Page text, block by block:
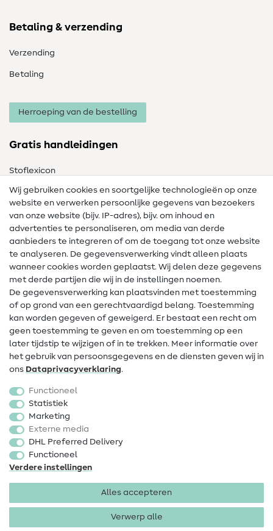
Betaling & verzending
Verzending
Betaling
Herroeping van de bestelling
Gratis handleidingen
Stoflexicon
Naailexicon
Gratis Naaipatronen
Hulp & contact
Contact
Wijziging van eigenaar
FAQ
Herroepingsrecht
Populair
Fournituren
Sale
Wij gebruiken cookies en soortgelijke technologieën op onze
website en verwerken persoonlijke gegevens van bezoekers
van onze website (bijv. IP-adres), bijv. om inhoud en
advertenties te personaliseren, om media van derde
aanbieders te integreren of om de toegang tot onze website
te analyseren. De gegevensverwerking vindt alleen plaats
wanneer cookies worden geplaatst. Wij delen deze gegevens
met derde partijen die wij in de instellingen noemen.
De gegevensverwerking kan plaatsvinden met toestemming
of op grond van een gerechtvaardigd belang. Toestemming
kan worden gegeven of geweigerd. Er bestaat een recht om
geen toestemming te geven en om toestemming op een
later tijdstip te wijzigen of in te trekken. Meer informatie over
het gebruik van persoonsgegevens en de diensten geven wij in
ons Data­privacy­verklaring.
Functioneel
Statistiek
Marketing
Externe media
DHL Preferred Delivery
Functioneel
Verdere instellingen
Alles accepteren
Verwerp alle
Colofon Privacy
Algemene voorwaarden